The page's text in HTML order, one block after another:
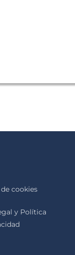
cookies
y Política